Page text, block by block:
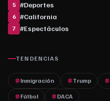
5 #Deportes
6 #California
7 #Espectáculos
TENDENCIAS
Inmigración Trump
Fútbol DACA